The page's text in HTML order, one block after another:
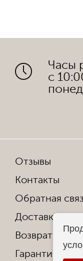
Часы
с
Отзывы
Контакты
Обратная
Доставка и
Возврат и
Гарантия от